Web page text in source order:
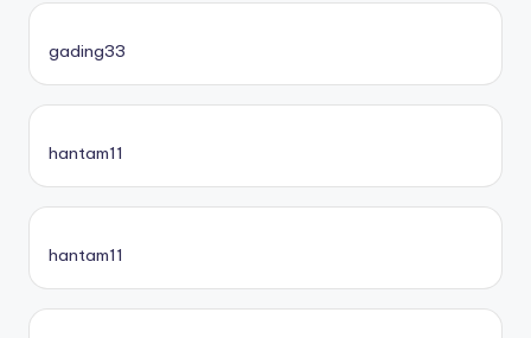
gading33
hantam11
hantam11